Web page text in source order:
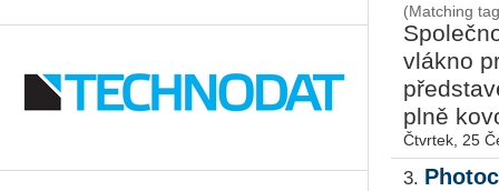
(Matching
vlákno
plně
Čtvrtek, 25
3.